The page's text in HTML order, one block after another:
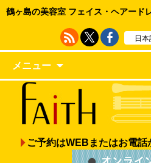
鶴ヶ島の美容室 フェイス・ヘアード
日本
メニュー
ご予約はWEBまたはお電